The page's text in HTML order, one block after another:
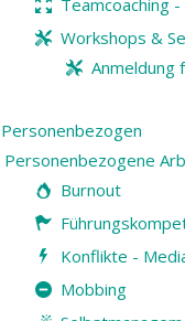
Teamcoaching
Workshops &
Anmeldung
Personenbezogen
Personenbezogene
Burnout
Konflikte -
Mobbing